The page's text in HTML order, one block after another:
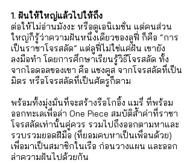
1. ฝันให้ใหญ่แล้วไปให้ถึง
ต่อให้ไม่อ่านมังงะ หรือดูเอนิเมชั่น แต่คนส่วน
ใหญ่ก็รู้ว่าความฝันหนึ่งเดียวของลูฟี่ ก็คือ “การ
เป็นราชาโจรสลัด” แต่ลูฟี่ไม่ใช่แค่ฝัน เขายัง
ลงมือทำ โดยการศึกษาเรียนรู้วิธีโจรสลัด ทั้ง
จากไอดอลของเขา คือ แชงคูส จากโจรสลัดที่เป็น
มิตร หรือโจรสลัดที่เป็นศัตรูก็ตาม
พร้อมทั้งมุ่งมั่นที่จะสร้างรือโกอิ้ง แมรี่ ที่พร้อม
ออกทะเลเพื่อล่า One Piece สมบัติล้ำค่าที่ราชา
โจรสลัดเท่านั้นคู่ควร รวมไปถึงออกตามหาและ
รวบรวมยอดฝีมือ (ที่ยอมคบหาเป็นเพื่อนด้วย)
เพื่อมาเป็นสมาชิกในเรือ ก่อนวางแผน และออก
ล่าความฝันไปด้วยกัน